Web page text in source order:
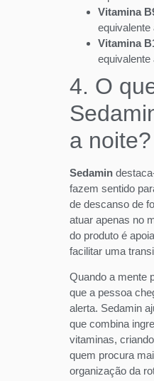
Vitamina
equivalente
Vitamina
equivalente
4. O
a noite?
Sedamin
fazem sentido
de descanso de
atuar apenas no
do produto é
facilitar uma
Quando a mente
que a pessoa
alerta. Sedamin
que combina
vitaminas,
quem procura
organização da